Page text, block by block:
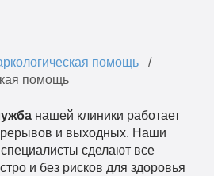
помощь
помощь
нашей клиники работает
и выходных. Наши
сделают все
и без рисков для здоровья